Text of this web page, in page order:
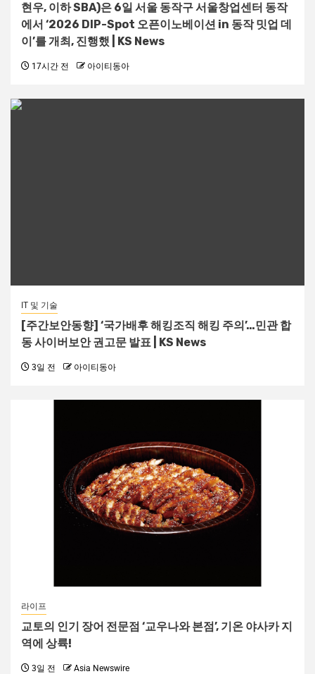
현우, 이하 SBA)은 6일 서울 동작구 서울창업센터 동작
에서 ‘2026 DIP-Spot 오픈이노베이션 in 동작 밋업 데
이’를 개최, 진행했 | KS News
17시간 전 아이티동아
IT 및 기술
[주간보안동향] ‘국가배후 해킹조직 해킹 주의’…민관 합
동 사이버보안 권고문 발표 | KS News
3일 전 아이티동아
라이프
교토의 인기 장어 전문점 ‘교우나와 본점’, 기온 야사카 지
역에 상륙!
3일 전 Asia Newswire